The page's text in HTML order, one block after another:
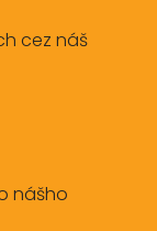
cez náš
nášho